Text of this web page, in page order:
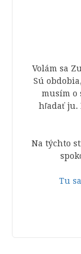
Volám sa
Sú
musím o
hľadať ju.
Na týchto
Tu